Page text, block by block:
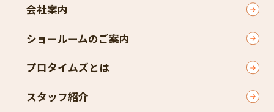
会社案内
ショールームのご案内
プロタイムズとは
スタッフ紹介